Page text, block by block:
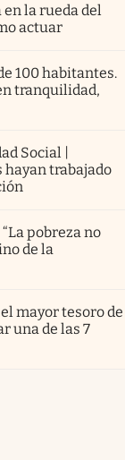
la rueda del
actuar
100 habitantes.
tranquilidad,
Social |
hayan trabajado
pobreza no
de la
mayor tesoro de
una de las 7